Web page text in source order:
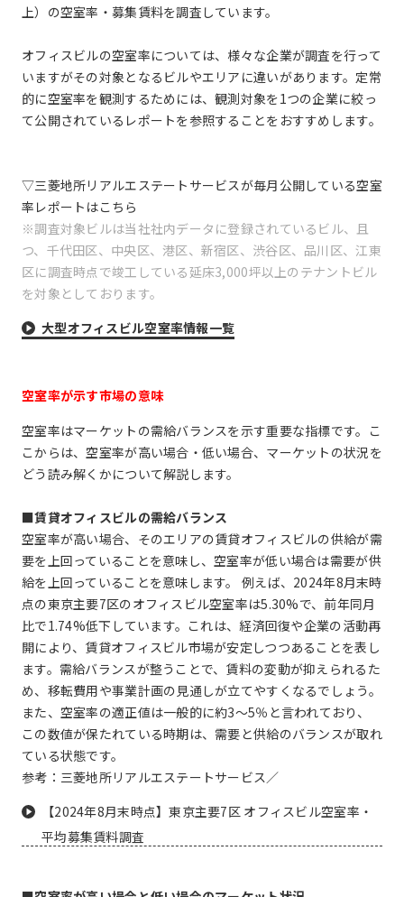
上）の空室率・募集賃料を調査しています。
オフィスビルの空室率については、様々な企業が調査を行って
いますがその対象となるビルやエリアに違いがあります。定常
的に空室率を観測するためには、観測対象を1つの企業に絞っ
て公開されているレポートを参照することをおすすめします。
▽三菱地所リアルエステートサービスが毎月公開している空室
率レポートはこちら
※調査対象ビルは当社社内データに登録されているビル、且
つ、千代田区、中央区、港区、新宿区、渋谷区、品川区、江東
区に調査時点で竣工している延床3,000坪以上のテナントビル
を対象としております。
大型オフィスビル空室率情報一覧
空室率が示す市場の意味
空室率はマーケットの需給バランスを示す重要な指標です。こ
こからは、空室率が高い場合・低い場合、マーケットの状況を
どう読み解くかについて解説します。
■賃貸オフィスビルの需給バランス
空室率が高い場合、そのエリアの賃貸オフィスビルの供給が需
要を上回っていることを意味し、空室率が低い場合は需要が供
給を上回っていることを意味します。 例えば、2024年8月末時
点の東京主要7区のオフィスビル空室率は5.30%で、前年同月
比で1.74%低下しています。これは、経済回復や企業の活動再
開により、賃貸オフィスビル市場が安定しつつあることを表し
ます。需給バランスが整うことで、賃料の変動が抑えられるた
め、移転費用や事業計画の見通しが立てやすくなるでしょう。
また、空室率の適正値は一般的に約3～5％と言われており、
この数値が保たれている時期は、需要と供給のバランスが取れ
ている状態です。
参考：三菱地所リアルエステートサービス／
【2024年8月末時点】東京主要7区 オフィスビル空室率・
平均募集賃料調査